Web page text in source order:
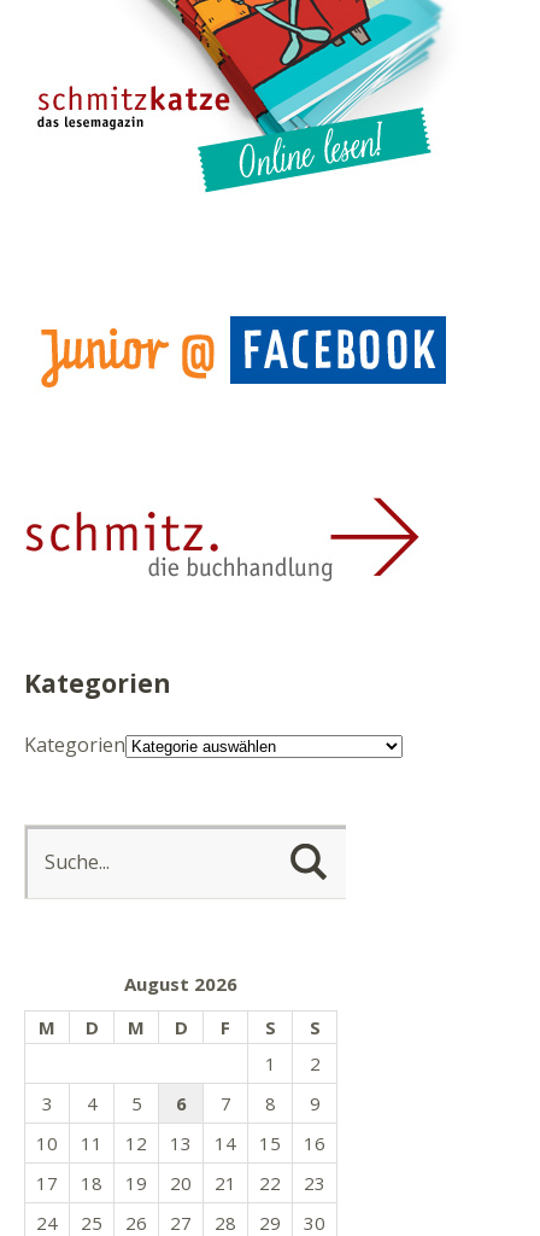
Kategorien
Kategorien
August 2026
M
D M D F S S
1
2
3
4 5 6 7 8
9
10
11 12 13 14 15
16
17
18 19 20 21 22
23
24
25 26 27 28 29
30